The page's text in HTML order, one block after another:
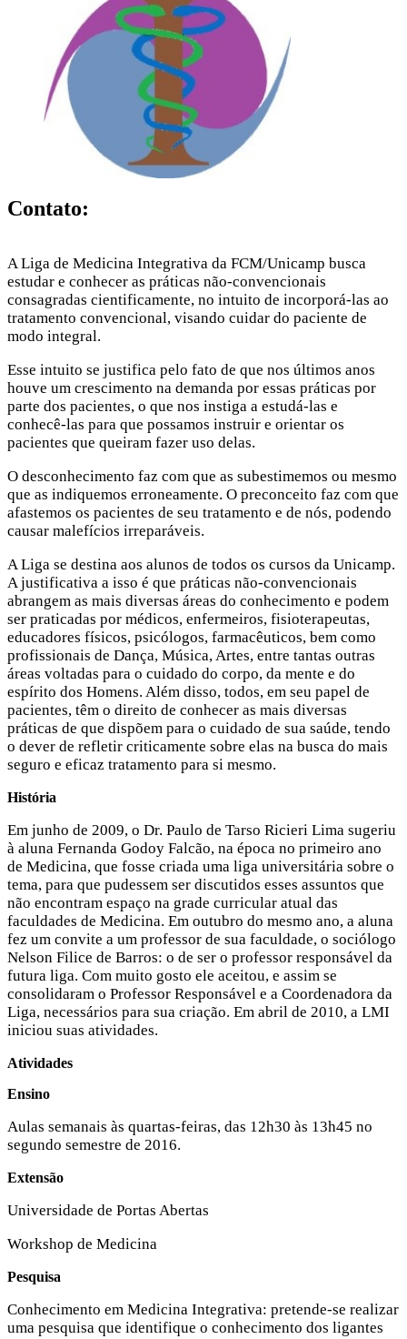
Contato:
A Liga de Medicina Integrativa da FCM/Unicamp busca
estudar e conhecer as práticas não-convencionais
consagradas cientificamente, no intuito de incorporá-las ao
tratamento convencional, visando cuidar do paciente de
modo integral.
Esse intuito se justifica pelo fato de que nos últimos anos
houve um crescimento na demanda por essas práticas por
parte dos pacientes, o que nos instiga a estudá-las e
conhecê-las para que possamos instruir e orientar os
pacientes que queiram fazer uso delas.
O desconhecimento faz com que as subestimemos ou mesmo
que as indiquemos erroneamente. O preconceito faz com que
afastemos os pacientes de seu tratamento e de nós, podendo
causar malefícios irreparáveis.
A Liga se destina aos alunos de todos os cursos da Unicamp.
A justificativa a isso é que práticas não-convencionais
abrangem as mais diversas áreas do conhecimento e podem
ser praticadas por médicos, enfermeiros, fisioterapeutas,
educadores físicos, psicólogos, farmacêuticos, bem como
profissionais de Dança, Música, Artes, entre tantas outras
áreas voltadas para o cuidado do corpo, da mente e do
espírito dos Homens. Além disso, todos, em seu papel de
pacientes, têm o direito de conhecer as mais diversas
práticas de que dispõem para o cuidado de sua saúde, tendo
o dever de refletir criticamente sobre elas na busca do mais
seguro e eficaz tratamento para si mesmo.
História
Em junho de 2009, o Dr. Paulo de Tarso Ricieri Lima sugeriu
à aluna Fernanda Godoy Falcão, na época no primeiro ano
de Medicina, que fosse criada uma liga universitária sobre o
tema, para que pudessem ser discutidos esses assuntos que
não encontram espaço na grade curricular atual das
faculdades de Medicina. Em outubro do mesmo ano, a aluna
fez um convite a um professor de sua faculdade, o sociólogo
Nelson Filice de Barros: o de ser o professor responsável da
futura liga. Com muito gosto ele aceitou, e assim se
consolidaram o Professor Responsável e a Coordenadora da
Liga, necessários para sua criação. Em abril de 2010, a LMI
iniciou suas atividades.
Atividades
Ensino
Aulas semanais às quartas-feiras, das 12h30 às 13h45 no
segundo semestre de 2016.
Extensão
Universidade de Portas Abertas
Workshop de Medicina
Pesquisa
Conhecimento em Medicina Integrativa: pretende-se realizar
uma pesquisa que identifique o conhecimento dos ligantes